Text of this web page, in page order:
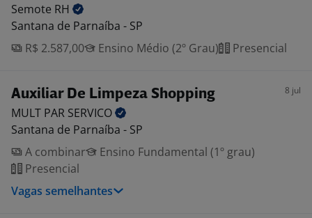
Semote RH
Santana de Parnaíba - SP
R$ 2.587,00
Ensino Médio (2º Grau) Presencial
Auxiliar De Limpeza Shopping 8 jul
MULT PAR SERVICO
Santana de Parnaíba - SP
A combinar
Ensino Fundamental (1º grau)
Presencial
Vagas semelhantes